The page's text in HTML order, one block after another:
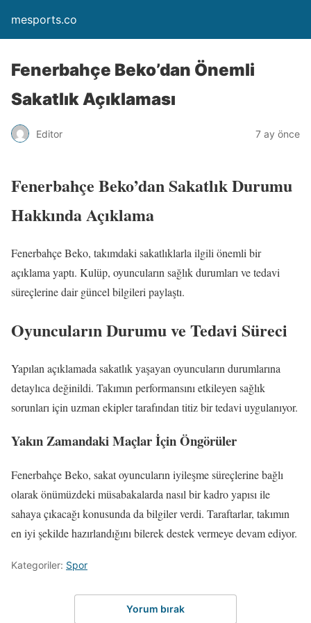
mesports.co
Fenerbahçe Beko’dan Önemli
Sakatlık Açıklaması
Editor 7 ay önce
Fenerbahçe Beko’dan Sakatlık Durumu
Hakkında Açıklama
Fenerbahçe Beko, takımdaki sakatlıklarla ilgili önemli bir
açıklama yaptı. Kulüp, oyuncuların sağlık durumları ve tedavi
süreçlerine dair güncel bilgileri paylaştı.
Oyuncuların Durumu ve Tedavi Süreci
Yapılan açıklamada sakatlık yaşayan oyuncuların durumlarına
detaylıca değinildi. Takımın performansını etkileyen sağlık
sorunları için uzman ekipler tarafından titiz bir tedavi uygulanıyor.
Yakın Zamandaki Maçlar İçin Öngörüler
Fenerbahçe Beko, sakat oyuncuların iyileşme süreçlerine bağlı
olarak önümüzdeki müsabakalarda nasıl bir kadro yapısı ile
sahaya çıkacağı konusunda da bilgiler verdi. Taraftarlar, takımın
en iyi şekilde hazırlandığını bilerek destek vermeye devam ediyor.
Kategoriler: Spor
Yorum bırak